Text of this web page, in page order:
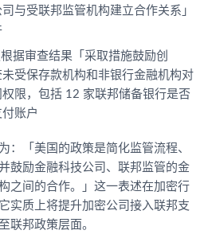
与受联邦监管机构建立合作关系」
据审查结果「采取措施鼓励创
受保存款机构和非银行金融机构对
限，包括 12 家联邦储备银行是否
账户
：「美国的政策是简化监管流程、
鼓励金融科技公司、联邦监管的金
之间的合作。」这一表述在加密行
实质上将提升加密公司接入联邦支
联邦政策层面。